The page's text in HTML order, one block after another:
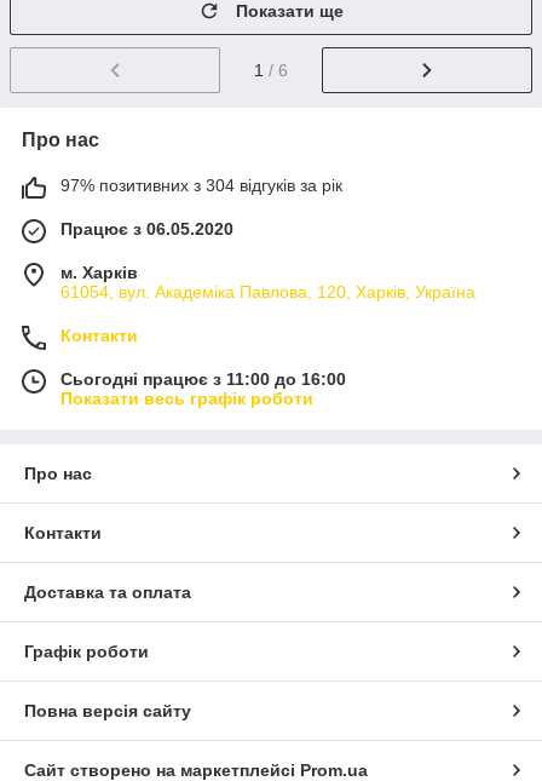
Показати ще
1 / 6
Про нас
97% позитивних з 304 відгуків за рік
Працює з 06.05.2020
м. Харків
61054, вул. Академіка Павлова, 120, Харків, Україна
Контакти
Сьогодні працює з 11:00 до 16:00
Показати весь графік роботи
Про нас
Контакти
Доставка та оплата
Графік роботи
Повна версія сайту
Сайт створено на маркетплейсі Prom.ua